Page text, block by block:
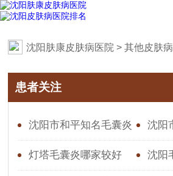
沈阳肤康皮肤病医院 >其他皮肤病
患者关注
沈阳市和平知名毛囊炎
医院,医院口碑怎么样
沈阳
炎好
灯塔毛囊炎哪家较好 沈阳